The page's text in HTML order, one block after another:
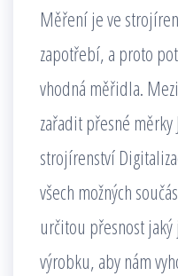
Měření je ve
zapotřebí, a proto
vhodná měřidla.
zařadit přesné
strojírenství
všech možných
určitou přesnost
výrobku, aby nám